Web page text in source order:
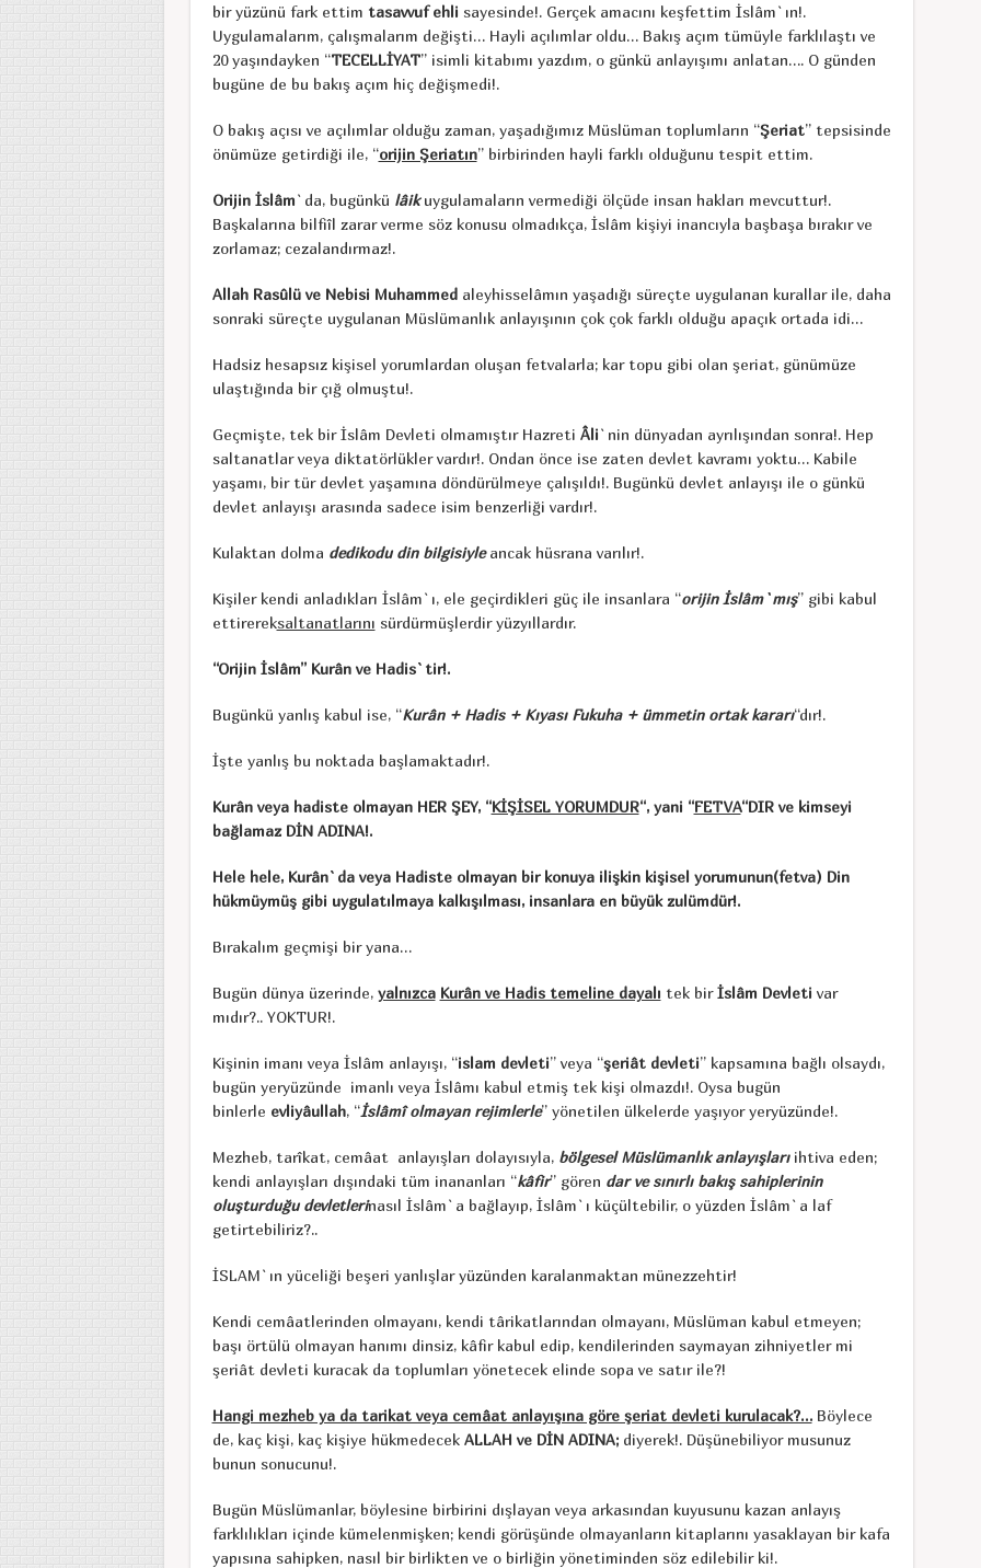
bir yüzünü fark ettim tasavvuf ehli sayesinde!. Gerçek amacını keşfettim İslâm`ın!.
Uygulamalarım, çalışmalarım değişti… Hayli açılımlar oldu… Bakış açım tümüyle farklılaştı ve
20 yaşındayken “TECELLİYAT” isimli kitabımı yazdım, o günkü anlayışımı anlatan…. O günden
bugüne de bu bakış açım hiç değişmedi!.
O bakış açısı ve açılımlar olduğu zaman, yaşadığımız Müslüman toplumların “Şeriat” tepsisinde
önümüze getirdiği ile, “orijin Şeriatın” birbirinden hayli farklı olduğunu tespit ettim.
Orijin İslâm`da, bugünkü lâikuygulamaların vermediği ölçüde insan hakları mevcuttur!.
Başkalarına bilfiîl zarar verme söz konusu olmadıkça, İslâm kişiyi inancıyla başbaşa bırakır ve
zorlamaz; cezalandırmaz!.
Allah Rasûlü ve Nebisi Muhammedaleyhisselâmın yaşadığı süreçte uygulanan kurallar ile, daha
sonraki süreçte uygulanan Müslümanlık anlayışının çok çok farklı olduğu apaçık ortada idi…
Hadsiz hesapsız kişisel yorumlardan oluşan fetvalarla; kar topu gibi olan şeriat, günümüze
ulaştığında bir çığ olmuştu!.
Geçmişte, tek bir İslâm Devleti olmamıştır Hazreti Âli`nin dünyadan ayrılışından sonra!. Hep
saltanatlar veya diktatörlükler vardır!. Ondan önce ise zaten devlet kavramı yoktu… Kabile
yaşamı, bir tür devlet yaşamına döndürülmeye çalışıldı!. Bugünkü devlet anlayışı ile o günkü
devlet anlayışı arasında sadece isim benzerliği vardır!.
Kulaktan dolma dedikodu din bilgisiyleancak hüsrana varılır!.
Kişiler kendi anladıkları İslâm`ı, ele geçirdikleri güç ile insanlara “orijin İslâm`mış” gibi kabul
ettirereksaltanatlarını sürdürmüşlerdir yüzyıllardır.
“Orijin İslâm” Kurân ve Hadis`tir!.
Bugünkü yanlış kabul ise, “Kurân + Hadis + Kıyası Fukuha + ümmetin ortak kararı“dır!.
İşte yanlış bu noktada başlamaktadır!.
Kurân veya hadiste olmayan HER ŞEY, “KİŞİSEL YORUMDUR“, yani “FETVA“DIR ve kimseyi
bağlamaz DİN ADINA!.
Hele hele, Kurân`da veya Hadiste olmayan bir konuya ilişkin kişisel yorumunun(fetva) Din
hükmüymüş gibi uygulatılmaya kalkışılması, insanlara en büyük zulümdür!.
Bırakalım geçmişi bir yana…
Bugün dünya üzerinde, yalnızca Kurân ve Hadis temeline dayalı tek birİslâm Devleti var
mıdır?.. YOKTUR!.
Kişinin imanı veya İslâm anlayışı, “islam devleti” veya “şeriât devleti” kapsamına bağlı olsaydı,
bugün yeryüzünde imanlı veya İslâmı kabul etmiş tek kişi olmazdı!. Oysa bugün
binlerle evliyâullah, “İslâmî olmayan rejimlerle” yönetilen ülkelerde yaşıyor yeryüzünde!.
Mezheb, tarîkat, cemâat anlayışları dolayısıyla, bölgesel Müslümanlık anlayışlarıihtiva eden;
kendi anlayışları dışındaki tüm inananları “kâfir” gören dar ve sınırlı bakış sahiplerinin
oluşturduğu devletlerinasıl İslâm`a bağlayıp, İslâm`ı küçültebilir, o yüzden İslâm`a laf
getirtebiliriz?..
İSLAM`ın yüceliği beşeri yanlışlar yüzünden karalanmaktan münezzehtir!
Kendi cemâatlerinden olmayanı, kendi târikatlarından olmayanı, Müslüman kabul etmeyen;
başı örtülü olmayan hanımı dinsiz, kâfir kabul edip, kendilerinden saymayan zihniyetler mi
şeriât devleti kuracak da toplumları yönetecek elinde sopa ve satır ile?!
Hangi mezheb ya da tarikat veya cemâat anlayışına göre şeriat devleti kurulacak?… Böylece
de, kaç kişi, kaç kişiye hükmedecek ALLAH ve DİN ADINA;diyerek!. Düşünebiliyor musunuz
bunun sonucunu!.
Bugün Müslümanlar, böylesine birbirini dışlayan veya arkasından kuyusunu kazan anlayış
farklılıkları içinde kümelenmişken; kendi görüşünde olmayanların kitaplarını yasaklayan bir kafa
yapısına sahipken, nasıl bir birlikten ve o birliğin yönetiminden söz edilebilir ki!.